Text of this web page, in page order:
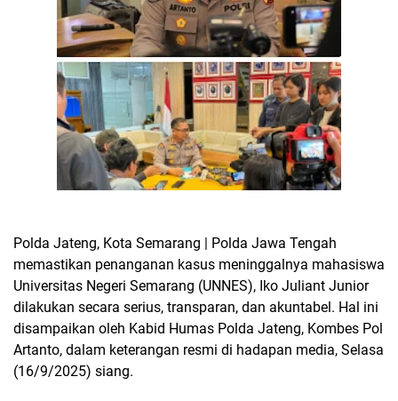
Polda Jateng, Kota Semarang | Polda Jawa Tengah
memastikan penanganan kasus meninggalnya mahasiswa
Universitas Negeri Semarang (UNNES), Iko Juliant Junior
dilakukan secara serius, transparan, dan akuntabel. Hal ini
disampaikan oleh Kabid Humas Polda Jateng, Kombes Pol
Artanto, dalam keterangan resmi di hadapan media, Selasa
(16/9/2025) siang.